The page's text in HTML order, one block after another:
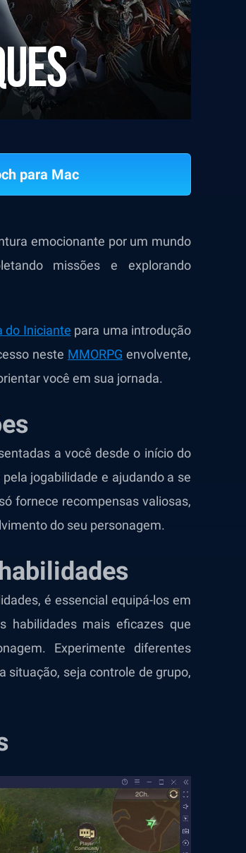
para Mac
emocionante por um mundo
missões e explorando
do Iniciante para uma introdução
neste MMORPG envolvente,
você em sua jornada.
a você desde o início do
jogabilidade e ajudando a se
fornece recompensas valiosas,
do seu personagem.
é essencial equipá-los em
habilidades mais eficazes que
Experimente diferentes
situação, seja controle de grupo,